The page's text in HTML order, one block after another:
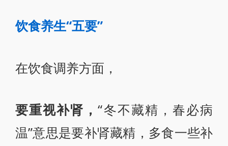
饮食养生“五要”
在饮食调养方面，
要重视补肾，“冬不藏精，春必病
温”意思是要补肾藏精，多食一些补